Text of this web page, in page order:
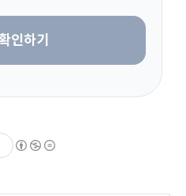
인하기